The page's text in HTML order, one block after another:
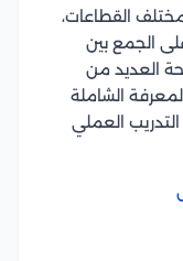
القطاعات،
الجمع بين
العديد من
الشاملة
العملي